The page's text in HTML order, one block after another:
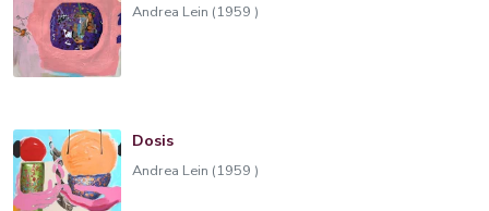
Andrea Lein (1959 )
Dosis
Andrea Lein (1959 )